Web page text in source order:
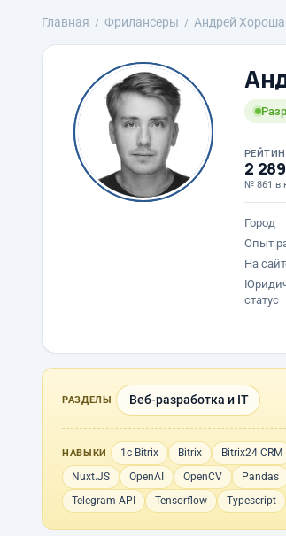
Главная Фрилансеры Андрей
2 289
№ 861 в
Город
Опыт
На
статус
РАЗДЕЛЫ Веб-разработка и IT
НАВЫКИ 1с Bitrix Bitrix Bitrix24 CRM
Nuxt.JS
OpenAI OpenCV Pandas
Telegram API
Tensorflow Typescript